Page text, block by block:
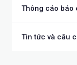
Thông cáo báo
Tin tức và câu